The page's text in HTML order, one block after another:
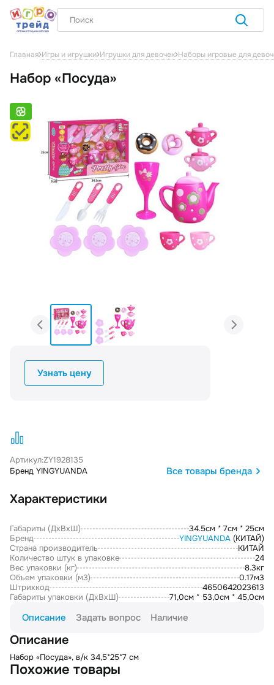
Главная Игры и игрушки Игрушки для девочек Наборы игровые для
Набор «Посуда»
Узнать цену
Артикул:ZY1928135
Бренд YINGYUANDA
Все товары бренда
Характеристики
Габариты (ДxВxШ)
34.5см * 7см * 25см
Бренд
YINGYUANDA (КИТАЙ)
Страна производитель
КИТАЙ
Количество штук в упаковке
24
Вес упаковки (кг)
8.3кг
Объем упаковки (м3)
0.17м3
Штрихкод
4650642023613
Габариты упаковки (ДxВxШ)
71,0см * 53,0см * 45,0см
Описание Задать вопрос Наличие
Описание
Набор «Посуда», в/к 34,5*25*7 см
Похожие товары